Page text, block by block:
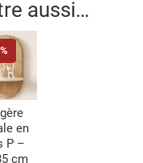
aussi…
en
P –
cm